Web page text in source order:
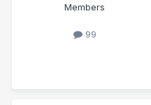
Members
99